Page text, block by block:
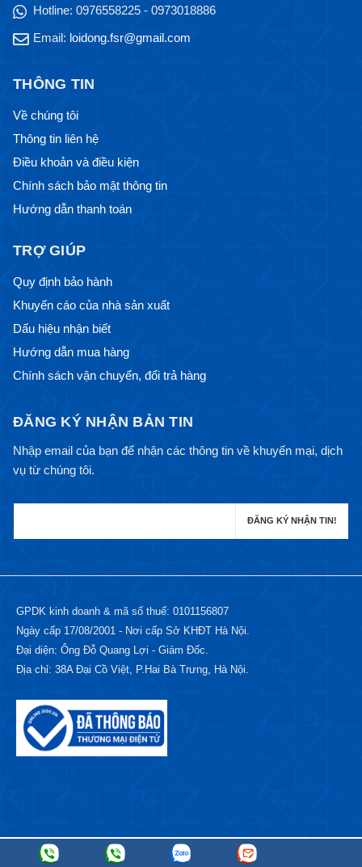
Hotline: 0976558225 - 0973018886
Email: loidong.fsr@gmail.com
THÔNG TIN
Về chúng tôi
Thông tin liên hệ
Điều khoản và điều kiện
Chính sách bảo mật thông tin
Hướng dẫn thanh toán
TRỢ GIÚP
Quy định bảo hành
Khuyến cáo của nhà sản xuất
Dấu hiệu nhận biết
Hướng dẫn mua hàng
Chính sách vận chuyển, đổi trả hàng
ĐĂNG KÝ NHẬN BẢN TIN
Nhập email của bạn để nhận các thông tin về khuyến mại, dịch
vụ từ chúng tôi.
GPDK kinh doanh & mã số thuế: 0101156807
Ngày cấp 17/08/2001 - Nơi cấp Sở KHĐT Hà Nội.
Đại diện: Ông Đỗ Quang Lợi - Giám Đốc.
Địa chỉ: 38A Đại Cồ Việt, P.Hai Bà Trưng, Hà Nội.